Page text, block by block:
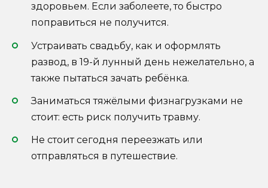
здоровьем. Если заболеете, то быстро
поправиться не получится.
Устраивать свадьбу, как и оформлять
развод, в 19-й лунный день нежелательно, а
также пытаться зачать ребёнка.
Заниматься тяжёлыми физнагрузками не
стоит: есть риск получить травму.
Не стоит сегодня переезжать или
отправляться в путешествие.